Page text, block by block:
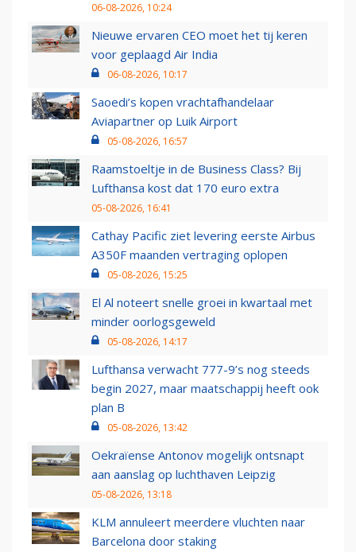
06-08-2026, 10:24
Nieuwe ervaren CEO moet het tij keren
voor geplaagd Air India
06-08-2026, 10:17
Saoedi’s kopen vrachtafhandelaar
Aviapartner op Luik Airport
05-08-2026, 16:57
Raamstoeltje in de Business Class? Bij
Lufthansa kost dat 170 euro extra
05-08-2026, 16:41
Cathay Pacific ziet levering eerste Airbus
A350F maanden vertraging oplopen
05-08-2026, 15:25
El Al noteert snelle groei in kwartaal met
minder oorlogsgeweld
05-08-2026, 14:17
Lufthansa verwacht 777-9’s nog steeds
begin 2027, maar maatschappij heeft ook
plan B
05-08-2026, 13:42
Oekraïense Antonov mogelijk ontsnapt
aan aanslag op luchthaven Leipzig
05-08-2026, 13:18
KLM annuleert meerdere vluchten naar
Barcelona door staking